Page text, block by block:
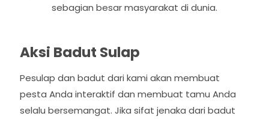
sebagian besar masyarakat di dunia.
Aksi Badut Sulap
Pesulap dan badut dari kami akan membuat
pesta Anda interaktif dan membuat tamu Anda
selalu bersemangat. Jika sifat jenaka dari badut